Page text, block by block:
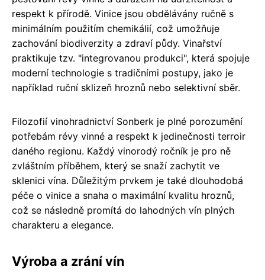
respekt k přírodě. Vinice jsou obdělávány ručně s
minimálním použitím chemikálií, což umožňuje
zachování biodiverzity a zdraví půdy. Vinařství
praktikuje tzv. "integrovanou produkci", která spojuje
moderní technologie s tradičními postupy, jako je
například ruční sklizeň hroznů nebo selektivní sběr.
Filozofií vinohradnictví Sonberk je plné porozumění
potřebám révy vinné a respekt k jedinečnosti terroir
daného regionu. Každý vinorodý ročník je pro ně
zvláštním příběhem, který se snaží zachytit ve
sklenici vína. Důležitým prvkem je také dlouhodobá
péče o vinice a snaha o maximální kvalitu hroznů,
což se následně promítá do lahodných vín plných
charakteru a elegance.
Výroba a zrání vín